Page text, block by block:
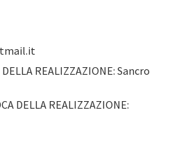
REALIZZAZIONE: Sancro
DELLA REALIZZAZIONE: